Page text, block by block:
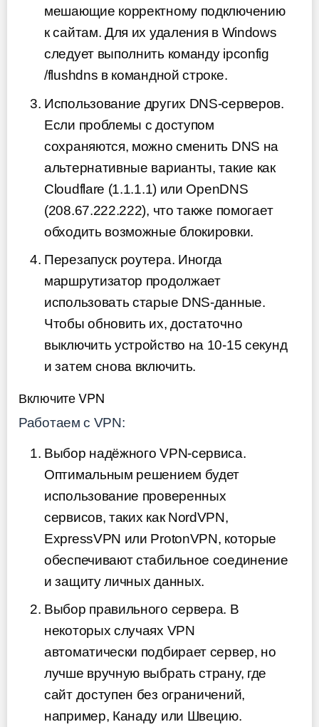
мешающие корректному подключению
к сайтам. Для их удаления в Windows
следует выполнить команду ipconfig
/flushdns в командной строке.
Использование других DNS-серверов.
Если проблемы с доступом
сохраняются, можно сменить DNS на
альтернативные варианты, такие как
Cloudflare (1.1.1.1) или OpenDNS
(208.67.222.222), что также помогает
обходить возможные блокировки.
Перезапуск роутера. Иногда
маршрутизатор продолжает
использовать старые DNS-данные.
Чтобы обновить их, достаточно
выключить устройство на 10-15 секунд
и затем снова включить.
Включите VPN
Работаем с VPN:
Выбор надёжного VPN-сервиса.
Оптимальным решением будет
использование проверенных
сервисов, таких как NordVPN,
ExpressVPN или ProtonVPN, которые
обеспечивают стабильное соединение
и защиту личных данных.
Выбор правильного сервера. В
некоторых случаях VPN
автоматически подбирает сервер, но
лучше вручную выбрать страну, где
сайт доступен без ограничений,
например, Канаду или Швецию.